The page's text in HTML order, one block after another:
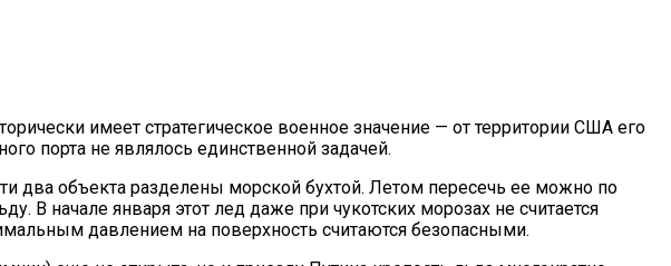
имеет стратегическое военное значение — от территории США его
порта не являлось единственной задачей.
два объекта разделены морской бухтой. Летом пересечь ее можно по
В начале января этот лед даже при чукотских морозах не считается
давлением на поверхность считаются безопасными.